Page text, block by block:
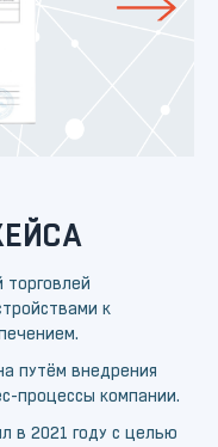
к
путём внедрения
процессы компании.
в 2021 году с целью